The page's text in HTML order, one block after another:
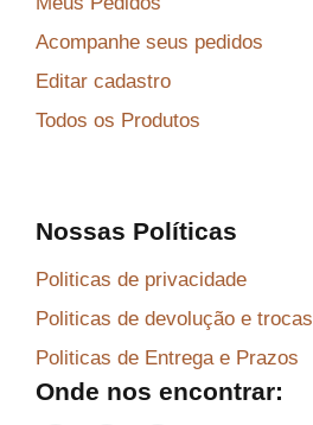
Acompanhe seus pedidos
Editar cadastro
Todos os Produtos
Nossas Políticas
Politicas de privacidade
Politicas de devolução e trocas
Politicas de Entrega e Prazos
Onde nos encontrar: